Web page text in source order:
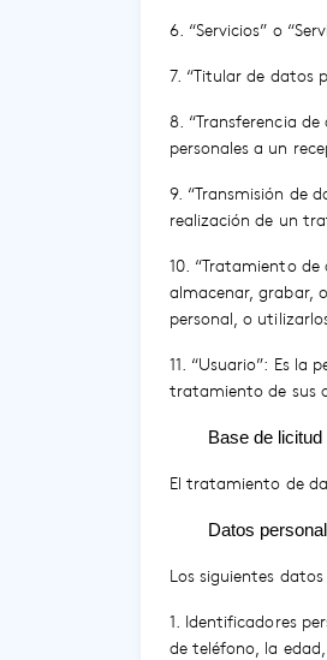
6. “Servicios” o
7. “Titular de datos
8. “Transferencia
personales a un
9. “Transmisión de
realización de un
10. “Tratamiento
almacenar, grabar,
personal, o
11. “Usuario”: Es
tratamiento de sus
Base de
El tratamiento de
Datos
Los siguientes
1. Identificadores
de teléfono, la